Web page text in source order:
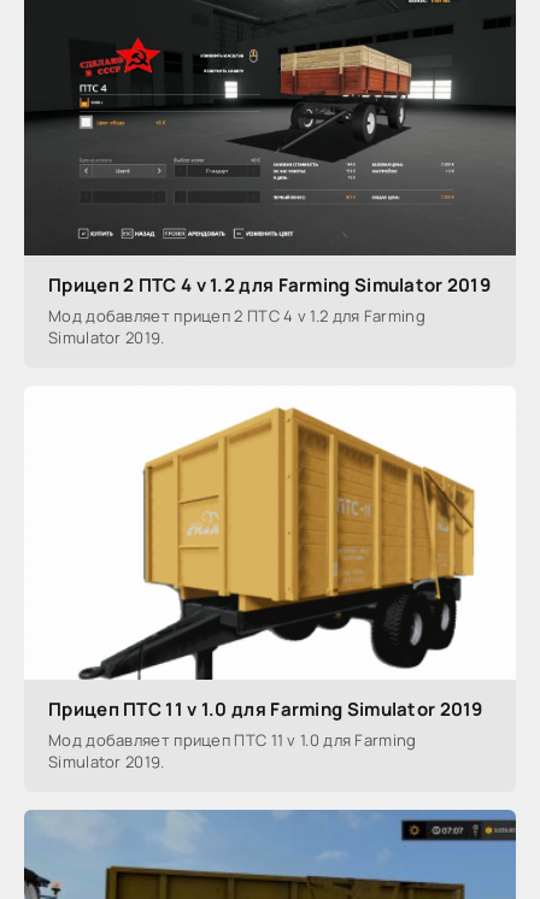
Прицеп 2 ПТС 4 v 1.2 для Farming Simulator 2019
Мод добавляет прицеп 2 ПТС 4 v 1.2 для Farming
Simulator 2019.
Прицеп ПТС 11 v 1.0 для Farming Simulator 2019
Мод добавляет прицеп ПТС 11 v 1.0 для Farming
Simulator 2019.